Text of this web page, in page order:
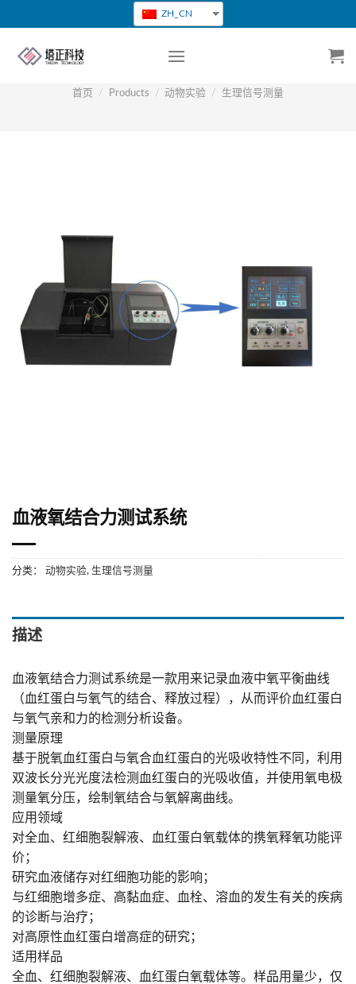
转
ZH_CN
首页 / Products / 动物实验 / 生理信号测量
血液氧结合力测试系统
分类： 动物实验, 生理信号测量
描述
血液氧结合力测试系统是一款用来记录血液中氧平衡曲线
（血红蛋白与氧气的结合、释放过程），从而评价血红蛋白
与氧气亲和力的检测分析设备。
测量原理
基于脱氧血红蛋白与氧合血红蛋白的光吸收特性不同，利用
双波长分光光度法检测血红蛋白的光吸收值，并使用氧电极
测量氧分压，绘制氧结合与氧解离曲线。
应用领域
对全血、红细胞裂解液、血红蛋白氧载体的携氧释氧功能评
价；
研究血液储存对红细胞功能的影响；
与红细胞增多症、高黏血症、血栓、溶血的发生有关的疾病
的诊断与治疗；
对高原性血红蛋白增高症的研究；
适用样品
全血、红细胞裂解液、血红蛋白氧载体等。样品用量少，仅